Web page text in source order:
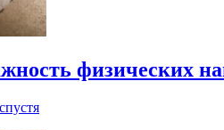
физических